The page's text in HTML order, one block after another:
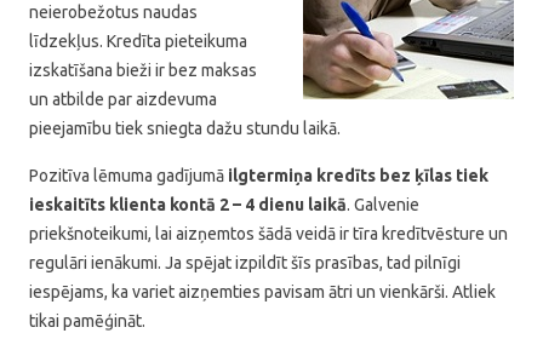
neierobežotus naudas
līdzekļus. Kredīta pieteikuma
izskatīšana bieži ir bez maksas
un atbilde par aizdevuma
pieejamību tiek sniegta dažu stundu laikā.
Pozitīva lēmuma gadījumā ilgtermiņa kredīts bez ķīlas tiek
ieskaitīts klienta kontā 2 – 4 dienu laikā. Galvenie
priekšnoteikumi, lai aizņemtos šādā veidā ir tīra kredītvēsture un
regulāri ienākumi. Ja spējat izpildīt šīs prasības, tad pilnīgi
iespējams, ka variet aizņemties pavisam ātri un vienkārši. Atliek
tikai pamēģināt.